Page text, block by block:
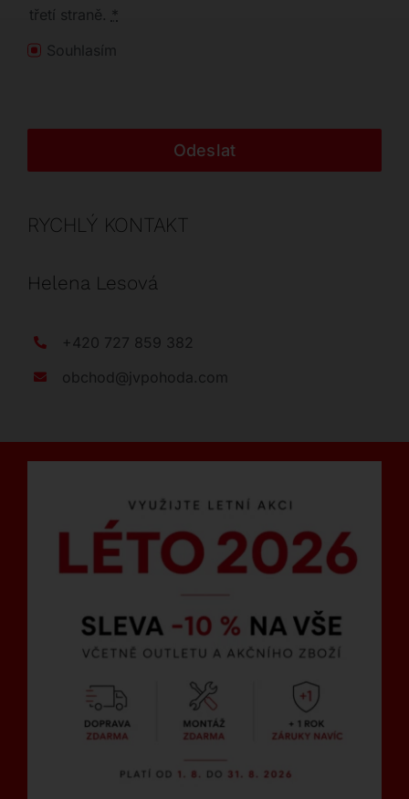
třetí straně. *
Souhlasím
Odeslat
RYCHLÝ KONTAKT
Helena Lesová
+420 727 859 382
obchod@jvpohoda.com